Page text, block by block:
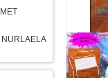
NURLAELA